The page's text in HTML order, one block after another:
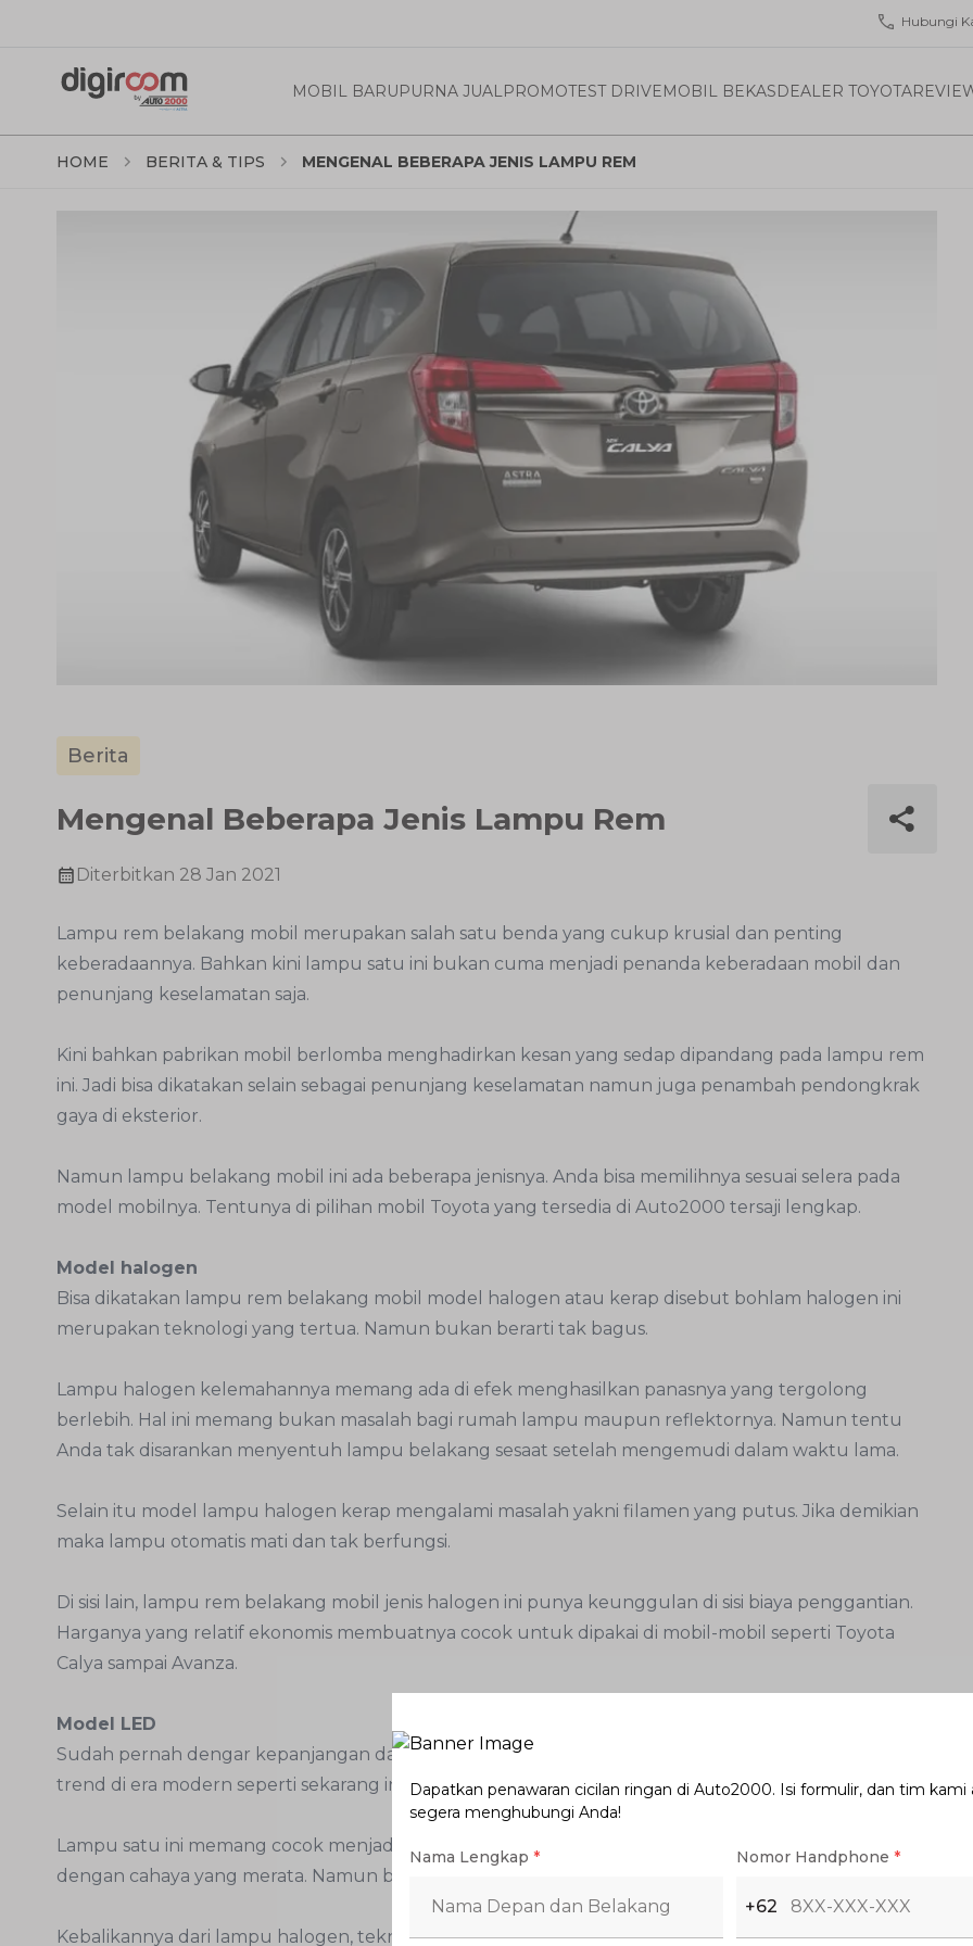
Hubungi
MOBIL BARUPURNA JUAL PROMOTEST DRIVEMOBIL BEKASDEALER TOYOTA
HOME BERITA & TIPS MENGENAL BEBERAPA JENIS LAMPU REM
Berita
Mengenal Beberapa Jenis Lampu Rem
Diterbitkan 28 Jan 2021
Lampu rem belakang mobil merupakan salah satu benda yang cukup krusial dan penting
keberadaannya. Bahkan kini lampu satu ini bukan cuma menjadi penanda keberadaan mobil dan
penunjang keselamatan saja.
Kini bahkan pabrikan mobil berlomba menghadirkan kesan yang sedap dipandang pada lampu rem
ini. Jadi bisa dikatakan selain sebagai penunjang keselamatan namun juga penambah pendongkrak
gaya di eksterior.
Namun lampu belakang mobil ini ada beberapa jenisnya. Anda bisa memilihnya sesuai selera pada
model mobilnya. Tentunya di pilihan mobil Toyota yang tersedia di Auto2000 tersaji lengkap.
Model halogen
Bisa dikatakan lampu rem belakang mobil model halogen atau kerap disebut bohlam halogen ini
merupakan teknologi yang tertua. Namun bukan berarti tak bagus.
Lampu halogen kelemahannya memang ada di efek menghasilkan panasnya yang tergolong
berlebih. Hal ini memang bukan masalah bagi rumah lampu maupun reflektornya. Namun tentu
Anda tak disarankan menyentuh lampu belakang sesaat setelah mengemudi dalam waktu lama.
Selain itu model lampu halogen kerap mengalami masalah yakni filamen yang putus. Jika demikian
maka lampu otomatis mati dan tak berfungsi.
Di sisi lain, lampu rem belakang mobil jenis halogen ini punya keunggulan di sisi biaya penggantian.
Harganya yang relatif ekonomis membuatnya cocok untuk dipakai di mobil-mobil seperti Toyota
Calya sampai Avanza.
Model LED
Sudah pernah dengar kepanjangan dari LED? Teknologi lampu satu ini cukup digemari dan jadi
trend di era modern seperti sekarang ini. LED sendiri adalah kepanjangan dari Light-Emitting Diode.
Lampu satu ini memang cocok menjadi lampu rem belakang karena nyalanya sangat menarik
dengan cahaya yang merata. Namun bukan berarti tanpa kekurangan.
Kebalikannya dari lampu halogen, teknologi LED cenderung lebih tinggi harganya. Namun memang
Dapatkan penawaran cicilan ringan di Auto2000. Isi formulir, dan tim kami
segera menghubungi Anda!
Nama Lengkap * Nomor Handphone *
+62